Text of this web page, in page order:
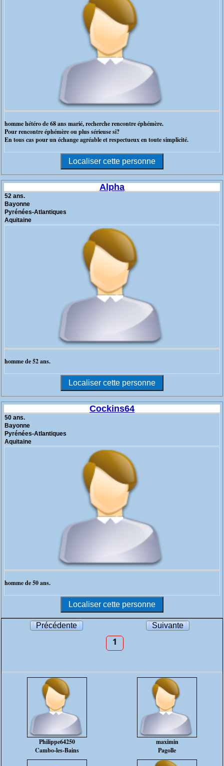
homme hétéro de 68 ans marié, recherche rencontre éphémère.
Pour rencontre éphémère ou plus sérieuse si?
En tous cas pour un échange agréable et respectueux en toute simplicité.
Alpha
52 ans.
Bayonne
Pyrénées-Atlantiques
Aquitaine
homme de 52 ans.
Cockins64
50 ans.
Bayonne
Pyrénées-Atlantiques
Aquitaine
homme de 50 ans.
Précédente Suivante
1
Philippe64250
Cambo-les-Bains
maximin
Pagolle